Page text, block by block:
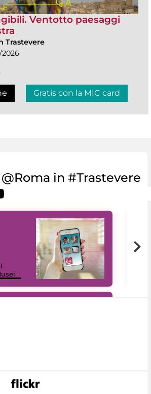
Ventotto paesaggi
Trastevere
2026
Gratis con la MIC card
in #Trastevere